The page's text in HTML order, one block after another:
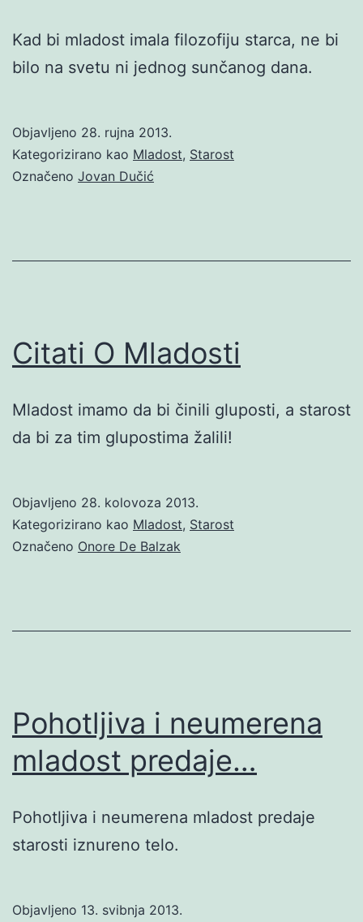
Kad bi mladost imala filozofiju starca, ne bi
bilo na svetu ni jednog sunčanog dana.
Objavljeno 28. rujna 2013.
Kategorizirano kao Mladost, Starost
Označeno Jovan Dučić
Citati O Mladosti
Mladost imamo da bi činili gluposti, a starost
da bi za tim glupostima žalili!
Objavljeno 28. kolovoza 2013.
Kategorizirano kao Mladost, Starost
Označeno Onore De Balzak
Pohotljiva i neumerena
mladost predaje…
Pohotljiva i neumerena mladost predaje
starosti iznureno telo.
Objavljeno 13. svibnja 2013.